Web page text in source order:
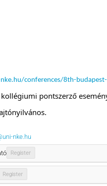
conferences/8th-
pontszerző
nke.hu
Register
Register